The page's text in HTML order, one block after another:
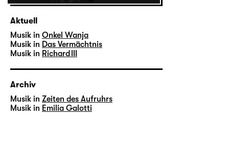
Aktuell
Musik in Onkel Wanja
Musik in Das Vermächtnis
Musik in Richard III
Archiv
Musik in Zeiten des Aufruhrs
Musik in Emilia Galotti